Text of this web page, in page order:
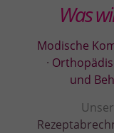
Was
Modische
·
und